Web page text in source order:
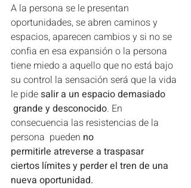
A la persona se le presentan
oportunidades, se abren caminos y
espacios, aparecen cambios y si no se
confia en esa expansión o la persona
tiene miedo a aquello que no está bajo
su control la sensación será que la vida
le pide salir a un espacio demasiado
grande y desconocido. En
consecuencia las resistencias de la
persona  pueden no
permitirle atreverse a traspasar
ciertos límites y perder el tren de una
nueva oportunidad.